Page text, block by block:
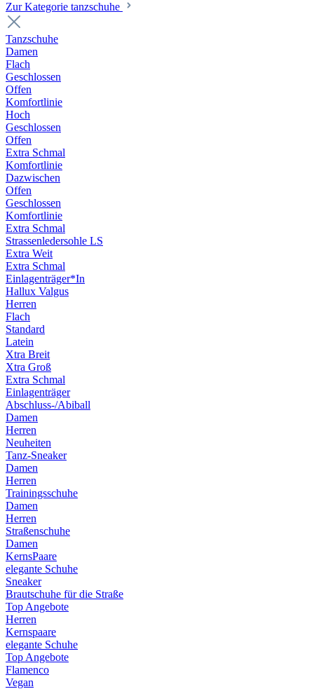
Zur Kategorie tanzschuhe
Tanzschuhe
Damen
Flach
Geschlossen
Offen
Komfortlinie
Hoch
Geschlossen
Offen
Extra Schmal
Komfortlinie
Dazwischen
Offen
Geschlossen
Komfortlinie
Extra Schmal
Strassenledersohle LS
Extra Weit
Extra Schmal
Einlagenträger*In
Hallux Valgus
Herren
Flach
Standard
Latein
Xtra Breit
Xtra Groß
Extra Schmal
Einlagenträger
Abschluss-/Abiball
Damen
Herren
Neuheiten
Tanz-Sneaker
Damen
Herren
Trainingsschuhe
Damen
Herren
Straßenschuhe
Damen
KernsPaare
elegante Schuhe
Sneaker
Brautschuhe für die Straße
Top Angebote
Herren
Kernspaare
elegante Schuhe
Top Angebote
Flamenco
Vegan